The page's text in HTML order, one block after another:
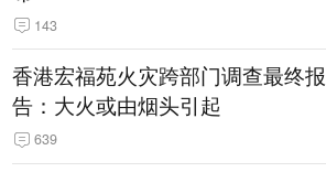
143
香港宏福苑火灾跨部门调查最终报
告：大火或由烟头引起
639